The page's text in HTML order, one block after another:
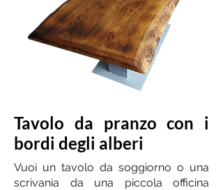
Tavolo da pranzo con i
bordi degli alberi
Vuoi un tavolo da soggiorno o una
scrivania da una piccola officina